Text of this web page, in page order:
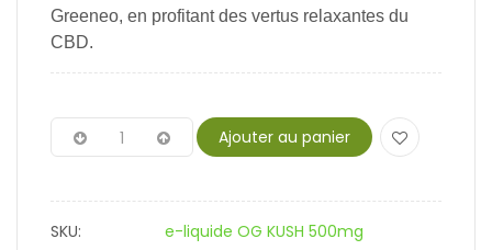
Greeneo, en profitant des vertus relaxantes du
CBD.
Ajouter au panier
SKU:
e-liquide OG KUSH 500mg